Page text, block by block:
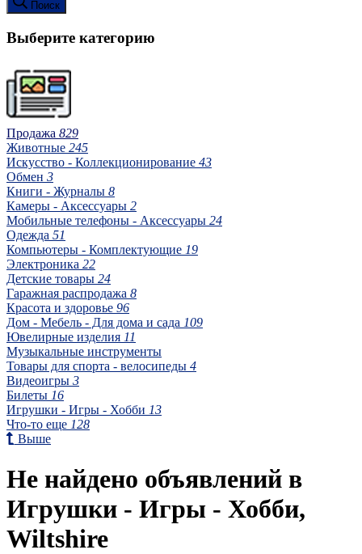
Поиск
Выберите категорию
Продажа 829
Животные 245
Искусство - Коллекционирование 43
Обмен 3
Книги - Журналы 8
Камеры - Аксессуары 2
Мобильные телефоны - Аксессуары 24
Одежда 51
Компьютеры - Комплектующие 19
Электроника 22
Детские товары 24
Гаражная распродажа 8
Красота и здоровье 96
Дом - Мебель - Для дома и сада 109
Ювелирные изделия 11
Музыкальные инструменты
Товары для спорта - велосипеды 4
Видеоигры 3
Билеты 16
Игрушки - Игры - Хобби 13
Что-то еще 128
Выше
Не найдено объявлений в
Игрушки - Игры - Хобби,
Wiltshire